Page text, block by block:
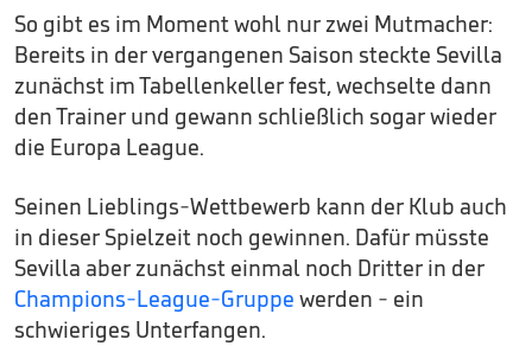
So gibt es im Moment wohl nur zwei Mutmacher:
Bereits in der vergangenen Saison steckte Sevilla
zunächst im Tabellenkeller fest, wechselte dann
den Trainer und gewann schließlich sogar wieder
die Europa League.
Seinen Lieblings-Wettbewerb kann der Klub auch
in dieser Spielzeit noch gewinnen. Dafür müsste
Sevilla aber zunächst einmal noch Dritter in der
Champions-League-Gruppe werden - ein
schwieriges Unterfangen.